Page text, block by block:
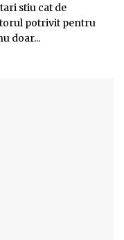
stiu cat de
potrivit pentru
doar...